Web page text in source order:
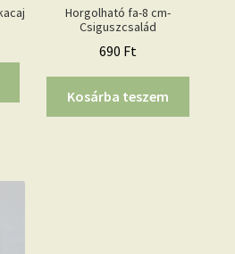
Horgolható fa-8 cm-
Csiguszcsalád
690 Ft
Kosárba teszem